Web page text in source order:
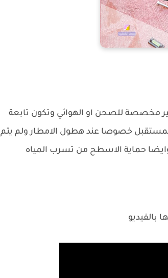
مخصصة للصحن او الهوائي وتكون تابعة
خصوصا عند هطول الامطار ولم يتم
وايضا حماية الاسطح من تسرب المياه
بالفيديو